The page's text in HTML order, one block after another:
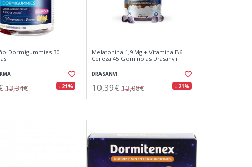
Dormigummies 30
13,34€ - 21%
Melatonina 1,9 Mg + Vitamina B6
Cereza 45 Gominolas Drasanvi
DRASANVI
10,39€ 13,08€ - 21%